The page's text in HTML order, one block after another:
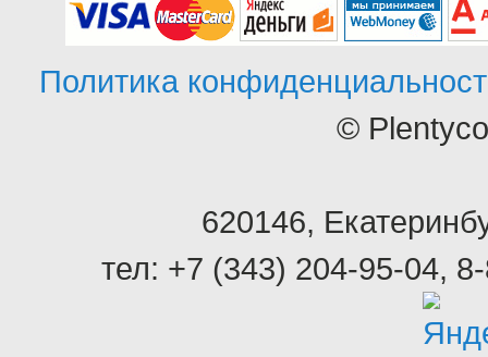
Политика
©
620146,
тел: +7 (343) 204-95-04,